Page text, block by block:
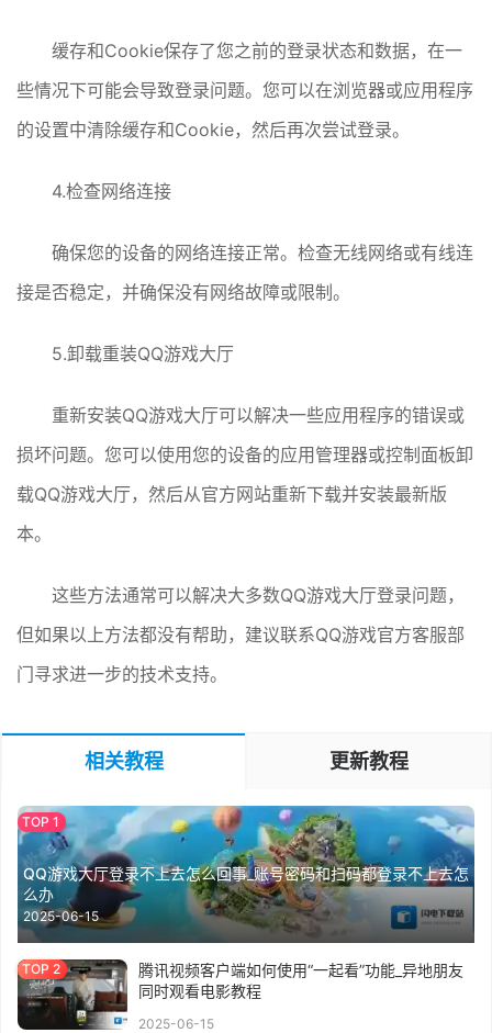
缓存和Cookie保存了您之前的登录状态和数据，在一
些情况下可能会导致登录问题。您可以在浏览器或应用程序
的设置中清除缓存和Cookie，然后再次尝试登录。
4.检查网络连接
确保您的设备的网络连接正常。检查无线网络或有线连
接是否稳定，并确保没有网络故障或限制。
5.卸载重装QQ游戏大厅
重新安装QQ游戏大厅可以解决一些应用程序的错误或
损坏问题。您可以使用您的设备的应用管理器或控制面板卸
载QQ游戏大厅，然后从官方网站重新下载并安装最新版
本。
这些方法通常可以解决大多数QQ游戏大厅登录问题，
但如果以上方法都没有帮助，建议联系QQ游戏官方客服部
门寻求进一步的技术支持。
相关教程 更新教程
QQ游戏大厅登录不上去怎么回事_账号密码和扫码都登录不上去怎
么办
2025-06-15
腾讯视频客户端如何使用“一起看”功能_异地朋友
同时观看电影教程
2025-06-15